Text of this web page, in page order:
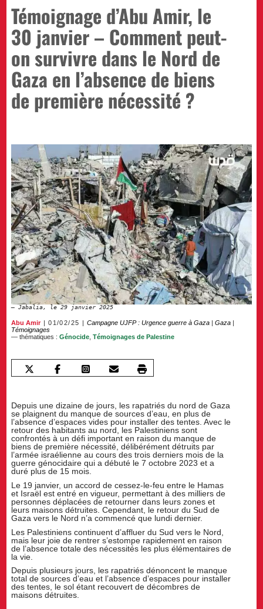
Témoignage d’Abu Amir, le
30 janvier – Comment peut-
on survivre dans le Nord de
Gaza en l’absence de biens
de première nécessité ?
Jabalia, le 29 janvier 2025
Abu Amir 01/02/25 Campagne UJFP : Urgence guerre à Gaza |Gaza |
Témoignages
— thématiques :Génocide ,Témoignages de Palestine
Depuis une dizaine de jours, les rapatriés du nord de Gaza
se plaignent du manque de sources d’eau, en plus de
l’absence d’espaces vides pour installer des tentes. Avec le
retour des habitants au nord, les Palestiniens sont
confrontés à un défi important en raison du manque de
biens de première nécessité, délibérément détruits par
l’armée israélienne au cours des trois derniers mois de la
guerre génocidaire qui a débuté le 7 octobre 2023 et a
duré plus de 15 mois.
Le 19 janvier, un accord de cessez-le-feu entre le Hamas
et Israël est entré en vigueur, permettant à des milliers de
personnes déplacées de retourner dans leurs zones et
leurs maisons détruites. Cependant, le retour du Sud de
Gaza vers le Nord n’a commencé que lundi dernier.
Les Palestiniens continuent d’affluer du Sud vers le Nord,
mais leur joie de rentrer s’estompe rapidement en raison
de l’absence totale des nécessités les plus élémentaires de
la vie.
Depuis plusieurs jours, les rapatriés dénoncent le manque
total de sources d’eau et l’absence d’espaces pour installer
des tentes, le sol étant recouvert de décombres de
maisons détruites.